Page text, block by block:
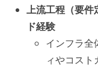
上流工程（要件
ド経験
インフラ全
ィやコスト